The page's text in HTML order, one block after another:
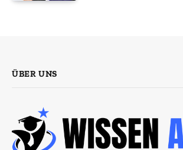
ÜBER UNS